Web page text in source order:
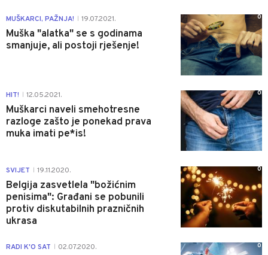
MUŠKARCI, PAŽNJA! 19.07.2021.
Muška "alatka" se s godinama
smanjuje, ali postoji rješenje!
0
HIT! 12.05.2021.
Muškarci naveli smehotresne
razloge zašto je ponekad prava
muka imati pe*is!
0
SVIJET 19.11.2020.
Belgija zasvetlela "božićnim
penisima": Građani se pobunili
protiv diskutabilnih prazničnih
ukrasa
0
RADI K'O SAT 02.07.2020. 0